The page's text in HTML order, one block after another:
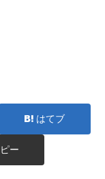
はてブ
ー